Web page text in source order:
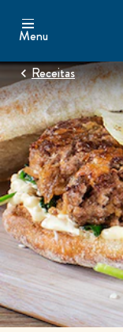
Menu
Receitas